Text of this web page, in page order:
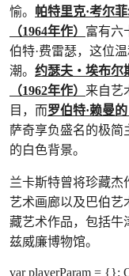
愉。 帕特里克·考尔
（1964年作） 富有六
伯特·费雷瑟，这位
潮。 约瑟夫‧埃布尔
（1962年作） 来自艺
目，而罗伯特·赖曼
萨奇享负盛名的极简
的白色背景。
兰卡斯特曾将珍藏杰
艺术画廊以及巴伯艺
藏艺术作品，包括牛
兹威廉博物馆。
var playerParam = {};